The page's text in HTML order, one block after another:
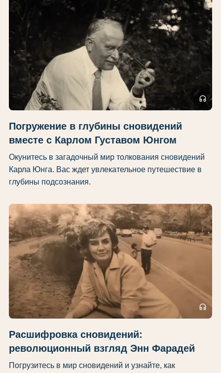
headphones
Погружение в глубины сновидений
вместе с Карлом Густавом Юнгом
Окунитесь в загадочный мир толкования сновидений
Карла Юнга. Вас ждет увлекательное путешествие в
глубины подсознания.
headphones
Расшифровка сновидений:
революционный взгляд Энн Фарадей
Погрузитесь в мир сновидений и узнайте, как